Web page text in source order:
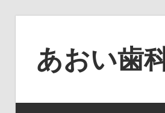
あおい歯
か